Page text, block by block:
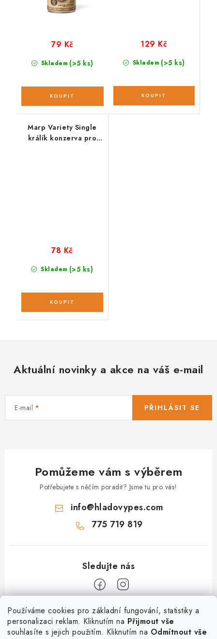
Používáme cookies pro základní fungování, statistiky a
personalizaci reklam. Kliknutím na Přijmout vše
souhlasíte s jejich použitím. Kliknutím na Odmítnout vše
Skladem (>5 ks)
79 Kč
Skladem (>5 ks)
129 Kč
Marp Variety Single
králík konzerva pro
Skladem (>5 ks)
78 Kč
Aktuální novinky a akce na váš e-mail
E-mail PŘIHLÁSIT SE
Pomůžeme vám s výběrem
Potřebujete s něčím poradit? Jsme tu pro vás!
info@hladovypes.com
775 719 819
Informace